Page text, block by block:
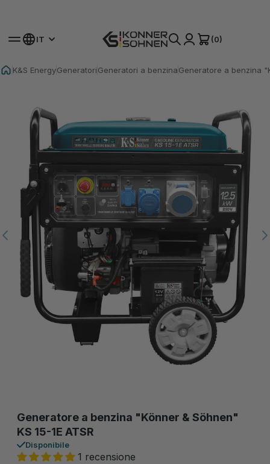
IT (0)
K&S EnergyGeneratoriGeneratori a benzinaGeneratore a benzina
Generatore a benzina "Könner & Söhnen"
KS 15-1E ATSR
Disponibile
1 recensione